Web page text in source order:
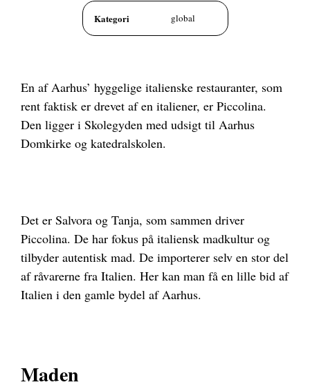
Kategori global
En af Aarhus’ hyggelige italienske restauranter, som
rent faktisk er drevet af en italiener, er Piccolina.
Den ligger i Skolegyden med udsigt til Aarhus
Domkirke og katedralskolen.
Det er Salvora og Tanja, som sammen driver
Piccolina. De har fokus på italiensk madkultur og
tilbyder autentisk mad. De importerer selv en stor del
af råvarerne fra Italien. Her kan man få en lille bid af
Italien i den gamle bydel af Aarhus.
Maden